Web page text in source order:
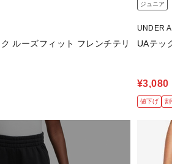
ルーズフィット フレンチテリ
ジュニア
UNDER
UAテッ
¥3,080
値下げ 割